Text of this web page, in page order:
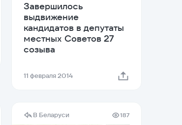
Завершилось
выдвижение
кандидатов в депутаты
местных Советов 27
созыва
11 февраля 2014
В Беларуси 187